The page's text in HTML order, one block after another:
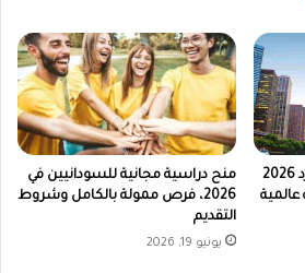
زمالة رادكليف بجامعة هارفارد 2026
منح دراسية مجانية للسودانيين في
2026، فرص ممولة بالكامل وشروط
التقديم
يونيو 19, 2026